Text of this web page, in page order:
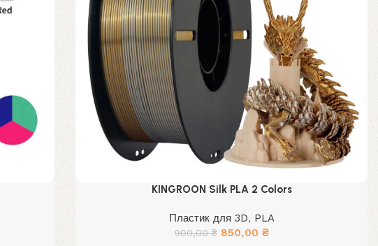
KINGROON Silk PLA 2 Colors
Пластик для 3D, PLA
900,00₴ Первоначальная
850,00 ₴Текущая